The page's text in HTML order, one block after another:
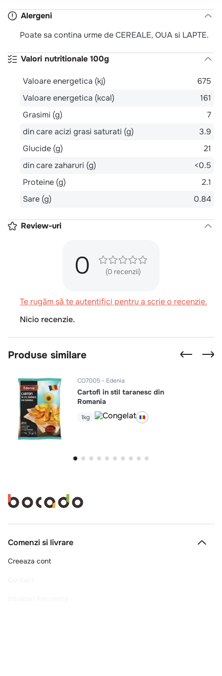
Alergeni
Poate sa contina urme de CEREALE, OUA si LAPTE.
Valori nutritionale 100g
Valoare energetica (kj)
675
Valoare energetica (kcal)
161
Grasimi (g)
7
din care acizi grasi saturati (g)
3.9
Glucide (g)
21
din care zaharuri (g)
<0.5
Proteine (g)
2.1
Sare (g)
0.84
Review-uri
0 (0 recenzii)
Te rugăm să te autentifici pentru a scrie o recenzie.
Nicio recenzie.
Produse similare
CO7005 Edenia
Cartofi in stil taranesc din
Romania
1kg
Comenzi si livrare
Creeaza cont